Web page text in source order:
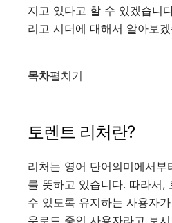
지고 있다고 할 수 있겠습니
리고 시더에 대해서 알아보
목차펼치기
토렌트 리처란?
리처는 영어 단어의미에서
를 뜻하고 있습니다. 따라서,
수 있도록 유지하는 사용자
운로드 중인 사용자라고 보